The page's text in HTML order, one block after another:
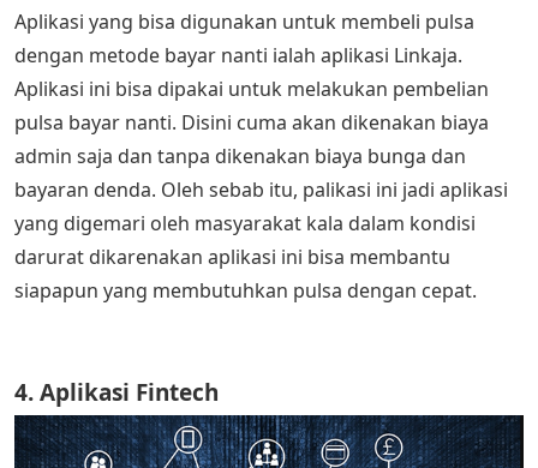
Aplikasi yang bisa digunakan untuk membeli pulsa
dengan metode bayar nanti ialah aplikasi Linkaja.
Aplikasi ini bisa dipakai untuk melakukan pembelian
pulsa bayar nanti. Disini cuma akan dikenakan biaya
admin saja dan tanpa dikenakan biaya bunga dan
bayaran denda. Oleh sebab itu, palikasi ini jadi aplikasi
yang digemari oleh masyarakat kala dalam kondisi
darurat dikarenakan aplikasi ini bisa membantu
siapapun yang membutuhkan pulsa dengan cepat.
4. Aplikasi Fintech